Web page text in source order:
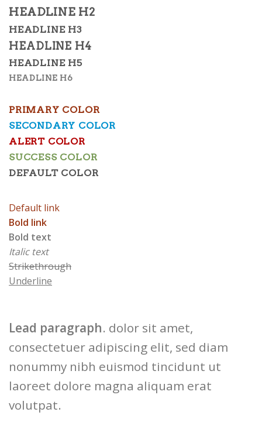
HEADLINE H2
HEADLINE H3
HEADLINE H4
HEADLINE H5
HEADLINE H6
PRIMARY COLOR
SECONDARY COLOR
ALERT COLOR
SUCCESS COLOR
DEFAULT COLOR
Default link
Bold link
Bold text
Italic text
Strikethrough
Underline
Lead paragraph. dolor sit amet,
consectetuer adipiscing elit, sed diam
nonummy nibh euismod tincidunt ut
laoreet dolore magna aliquam erat
volutpat.